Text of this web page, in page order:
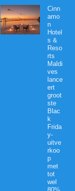
Cinn
amo
n
Hotel
s &
Reso
rts
Maldi
ves
lance
ert
groot
ste
Blac
k
Frida
y-
uitve
rkoo
p
met
tot
wel